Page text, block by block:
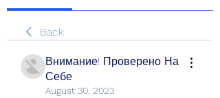
Back
Внимание! Проверено На
Себе
August 30, 2023